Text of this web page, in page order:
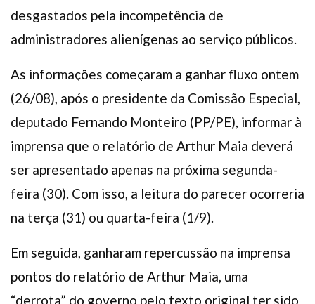
desgastados pela incompetência de
administradores alienígenas ao serviço públicos.
As informações começaram a ganhar fluxo ontem
(26/08), após o presidente da Comissão Especial,
deputado Fernando Monteiro (PP/PE), informar à
imprensa que o relatório de Arthur Maia deverá
ser apresentado apenas na próxima segunda-
feira (30). Com isso, a leitura do parecer ocorreria
na terça (31) ou quarta-feira (1/9).
Em seguida, ganharam repercussão na imprensa
pontos do relatório de Arthur Maia, uma
“derrota” do governo pelo texto original ter sido